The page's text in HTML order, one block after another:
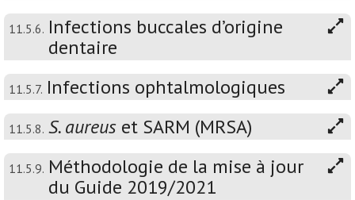
11.5.6. Infections buccales d’origine
dentaire
11.5.7. Infections ophtalmologiques
11.5.8. S. aureus et SARM (MRSA)
11.5.9. Méthodologie de la mise à jour
du Guide 2019/2021